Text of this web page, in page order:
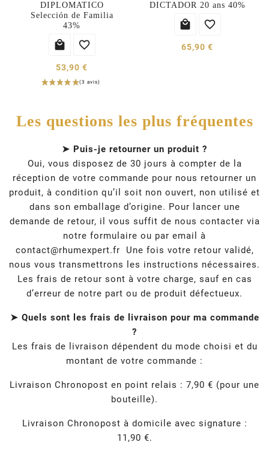
DIPLOMATICO
Selección de Familia
43%
 
53,90 €
DICTADOR 20 ans 40%
 
65,90 €
Les questions les plus fréquentes
➤ Puis-je retourner un produit ?
Oui, vous disposez de 30 jours à compter de la
réception de votre commande pour nous retourner un
produit, à condition qu’il soit non ouvert, non utilisé et
dans son emballage d’origine. Pour lancer une
demande de retour, il vous suffit de nous contacter via
notre formulaire ou par email à
contact@rhumexpert.fr Une fois votre retour validé,
nous vous transmettrons les instructions nécessaires.
Les frais de retour sont à votre charge, sauf en cas
d’erreur de notre part ou de produit défectueux.
➤ Quels sont les frais de livraison pour ma commande
?
Les frais de livraison dépendent du mode choisi et du
montant de votre commande :
Livraison Chronopost en point relais : 7,90 € (pour une
bouteille).
Livraison Chronopost à domicile avec signature :
11,90 €.